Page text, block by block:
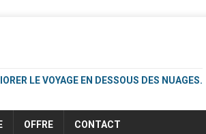
LE VOYAGE EN DESSOUS DES NUAGES.
OFFRE CONTACT